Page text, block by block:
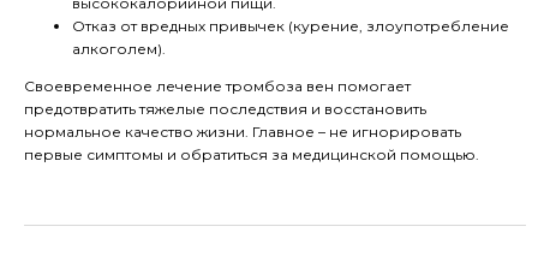
Отказ от вредных привычек (курение, злоупотребление
алкоголем).
Своевременное лечение тромбоза вен помогает
предотвратить тяжелые последствия и восстановить
нормальное качество жизни. Главное – не игнорировать
первые симптомы и обратиться за медицинской помощью.